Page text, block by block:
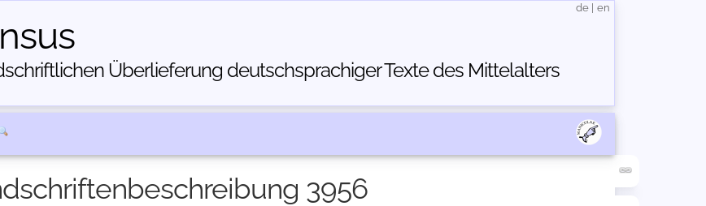
Über­lieferung deutschsprachiger Texte des Mittelalters
de en
3956